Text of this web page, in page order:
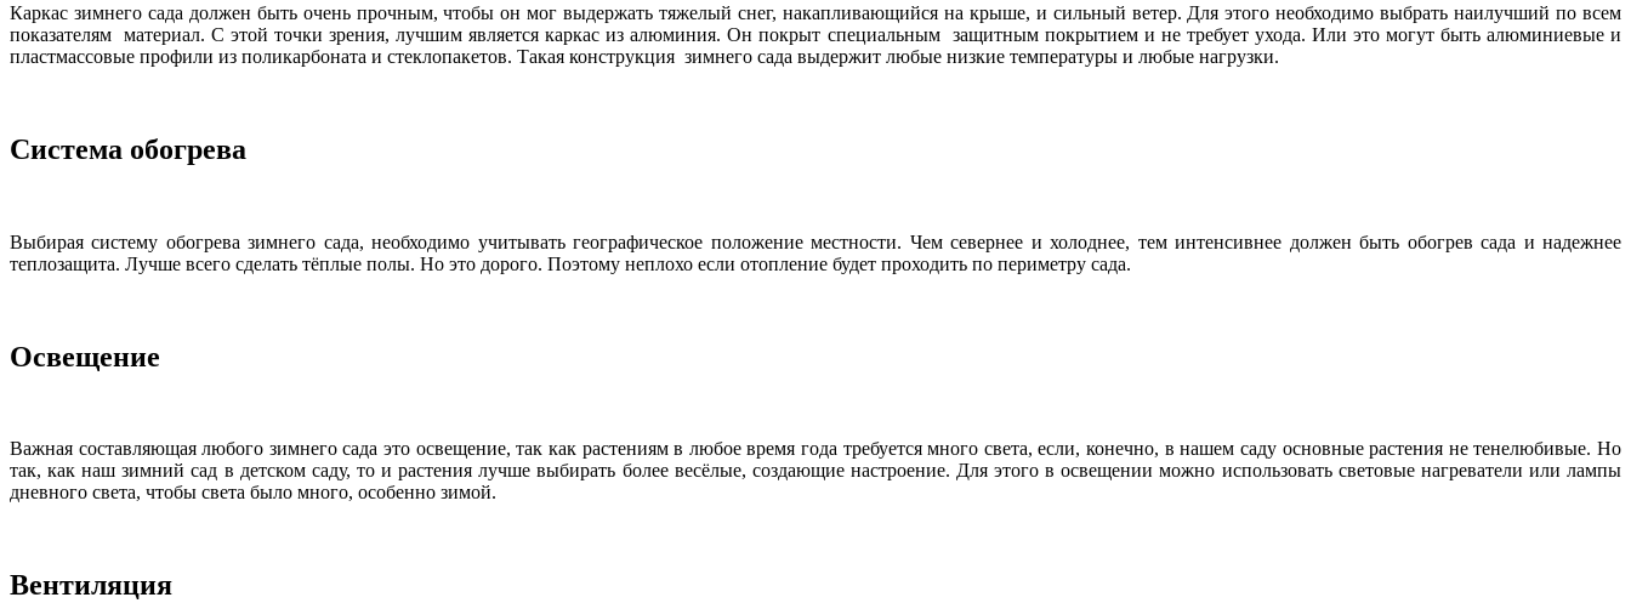
Каркас зимнего сада должен быть очень прочным, чтобы он мог выдержать тяжелый снег, накапливающийся на крыше, и сильный ветер. Для этого необходимо выбрать наилучший по всем
показателям материал. С этой точки зрения, лучшим является каркас из алюминия. Он покрыт специальным защитным покрытием и не требует ухода. Или это могут быть алюминиевые и
пластмассовые профили из поликарбоната и стеклопакетов. Такая конструкция зимнего сада выдержит любые низкие температуры и любые нагрузки.
Система обогрева
Выбирая систему обогрева зимнего сада, необходимо учитывать географическое положение местности. Чем севернее и холоднее, тем интенсивнее должен быть обогрев сада и надежнее
теплозащита. Лучше всего сделать тёплые полы. Но это дорого. Поэтому неплохо если отопление будет проходить по периметру сада.
Освещение
Важная составляющая любого зимнего сада это освещение, так как растениям в любое время года требуется много света, если, конечно, в нашем саду основные растения не тенелюбивые. Но
так, как наш зимний сад в детском саду, то и растения лучше выбирать более весёлые, создающие настроение. Для этого в освещении можно использовать световые нагреватели или лампы
дневного света, чтобы света было много, особенно зимой.
Вентиляция